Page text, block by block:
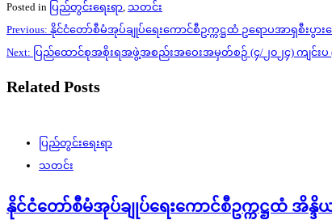
Posted in ပြည်တွင်းရေးရာ, သတင်း
Post
navigation
Previous: နိုင်ငံတော်စီမံအုပ်ချုပ်ရေးကောင်စီဥက္ကဋ္ဌထံ ဥရောပအာရှစီး
Next: ပြည်ထောင်စုအစိုးရအဖွဲ့အစည်းအဝေးအမှတ်စဉ် (၄/၂၀၂၄) ကျင်းပ
Related Posts
ပြည်တွင်းရေးရာ
သတင်း
နိုင်ငံတော်စီမံအုပ်ချုပ်ရေးကောင်စီဥက္ကဋ္ဌထံ အိန္